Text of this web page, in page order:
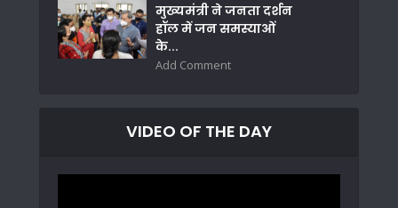
मुख्यमंत्री ने जनता दर्शन
हॉल में जन समस्याओं
के...
Add Comment
VIDEO OF THE DAY